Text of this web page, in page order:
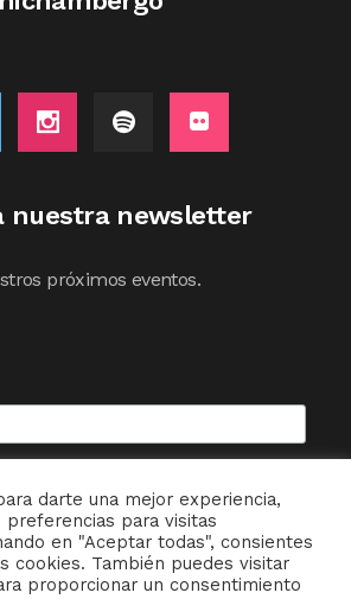
nuestra newsletter
próximos eventos.
darte una mejor experiencia,
para visitas
en "Aceptar todas", consientes
cookies. También puedes visitar
proporcionar un consentimiento